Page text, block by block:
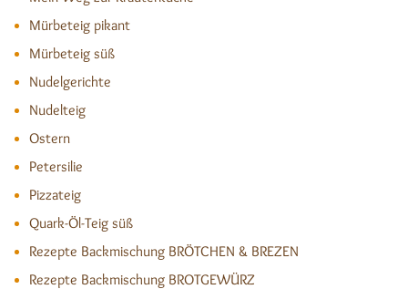
Mürbeteig pikant
Mürbeteig süß
Nudelgerichte
Nudelteig
Ostern
Petersilie
Pizzateig
Quark-Öl-Teig süß
Rezepte Backmischung BRÖTCHEN & BREZEN
Rezepte Backmischung BROTGEWÜRZ